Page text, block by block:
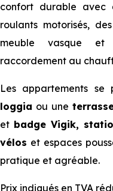
confort durable avec
roulants motorisés,
meuble vasque et
raccordement au
Les appartements se
loggia ou une
et badge Vigik,
vélos et espaces
pratique et agréable.
Prix indiqués en TVA